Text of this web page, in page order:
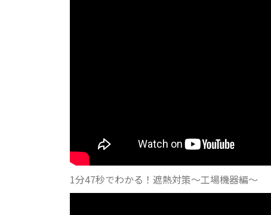
1分47秒でわかる！遮熱対策～工場機器編～